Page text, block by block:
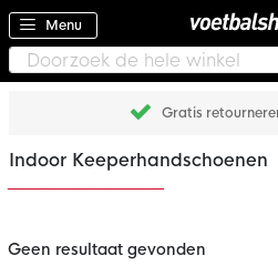
Menu
Gratis
Indoor Keeperhandschoenen
Geen resultaat gevonden